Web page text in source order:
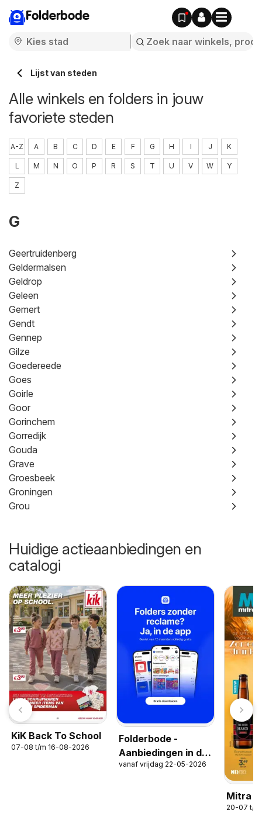
Folderbode
Lijst van steden
Alle winkels en folders in jouw
favoriete steden
A-Z A B C D E F G H I J K
L M N O P R S T U V W Y
Z
G
Geertruidenberg
Geldermalsen
Geldrop
Geleen
Gemert
Gendt
Gennep
Gilze
Goedereede
Goes
Goirle
Goor
Gorinchem
Gorredijk
Gouda
Grave
Groesbeek
Groningen
Grou
Huidige actieaanbiedingen en
catalogi
KiK Back To School
07-08 t/m 16-08-2026
Folderbode -
Aanbiedingen in de
app
vanaf vrijdag 22-05-2026
Mitra
20-07 t/